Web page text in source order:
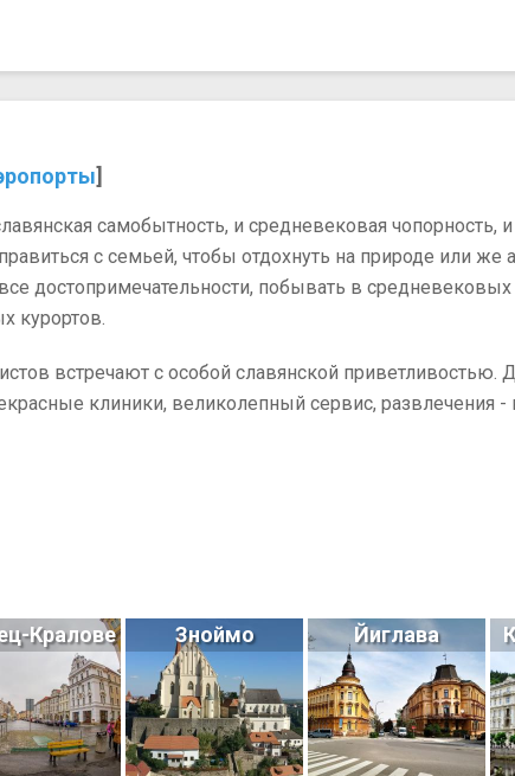
]
самобытность, и средневековая
с семьей, чтобы отдохнуть на природе или
достопримечательности, побывать в
курортов.
встречают с особой славянской приветливостью.
клиники, великолепный сервис, развлечения
Кралове Зноймо Йиглава